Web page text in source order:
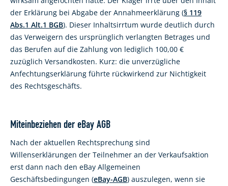
der Erklärung bei Abgabe der Annahmeerklärung (§ 119
Abs.1 Alt.1 BGB). Dieser Inhaltsirrtum wurde deutlich durch
das Verweigern des ursprünglich verlangten Betrages und
das Berufen auf die Zahlung von lediglich 100,00 €
zuzüglich Versandkosten. Kurz: die unverzügliche
Anfechtungserklärung führte rückwirkend zur Nichtigkeit
des Rechtsgeschäfts.
Miteinbeziehen der eBay AGB
Nach der aktuellen Rechtsprechung sind
Willenserklärungen der Teilnehmer an der Verkaufsaktion
erst dann nach den eBay Allgemeinen
Geschäftsbedingungen (eBay-AGB) auszulegen, wenn sie